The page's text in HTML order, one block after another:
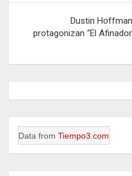
Dustin
protagonizan “El
Data from Tiempo3.com